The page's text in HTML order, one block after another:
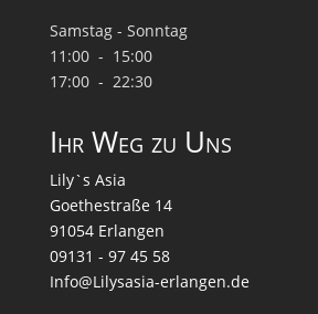
Samstag - Sonntag
11:00 - 15:00
17:00 - 22:30
Ihr Weg zu Uns
Lily`s
Goethestraße 14
91054
09131 - 97 45 58
Info@Lilysasia-erlangen.de